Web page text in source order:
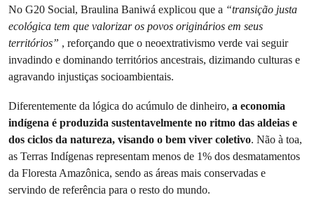
No G20 Social, Braulina Baniwá explicou que a “transição justa
ecológica tem que valorizar os povos originários em seus
territórios” , reforçando que o neoextrativismo verde vai seguir
invadindo e dominando territórios ancestrais, dizimando culturas e
agravando injustiças socioambientais.
Diferentemente da lógica do acúmulo de dinheiro, a economia
indígena é produzida sustentavelmente no ritmo das aldeias e
dos ciclos da natureza, visando o bem viver coletivo. Não à toa,
as Terras Indígenas representam menos de 1% dos desmatamentos
da Floresta Amazônica, sendo as áreas mais conservadas e
servindo de referência para o resto do mundo.